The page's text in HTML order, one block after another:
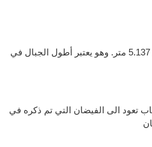
وهو ليس فقط بركان خامد ولكن يحمل منظر طبيعي رائع. طول الجبل 5.137 متر. وهو يعتبر أطول الجبال في
بان تلك الاخشاب تعود الى الفيضان التي تم ذكره في